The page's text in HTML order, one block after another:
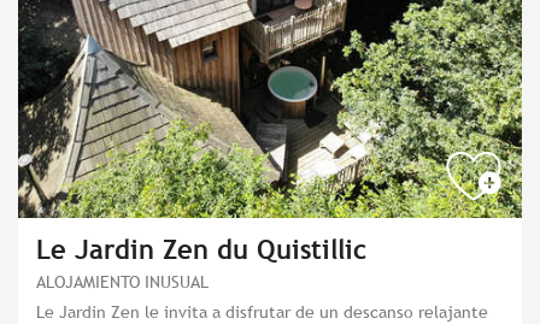
Le Jardin Zen du Quistillic
ALOJAMIENTO INUSUAL
Le Jardin Zen le invita a disfrutar de un descanso relajante